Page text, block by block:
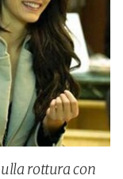
rottura con